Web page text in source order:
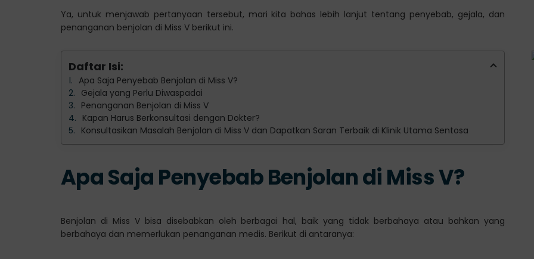
Ya, untuk menjawab pertanyaan tersebut, mari kita bahas lebih lanjut tentang penyebab, gejala, dan
penanganan benjolan di Miss V berikut ini.
Daftar Isi:
Apa Saja Penyebab Benjolan di Miss V?
Gejala yang Perlu Diwaspadai
Penanganan Benjolan di Miss V
Kapan Harus Berkonsultasi dengan Dokter?
Konsultasikan Masalah Benjolan di Miss V dan Dapatkan Saran Terbaik di Klinik Utama Sentosa
Apa Saja Penyebab Benjolan di Miss V?
Benjolan di Miss V bisa disebabkan oleh berbagai hal, baik yang tidak berbahaya atau bahkan yang
berbahaya dan memerlukan penanganan medis. Berikut di antaranya: